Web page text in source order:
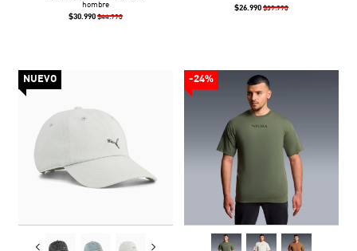
hombre
$30.990 $44.990
$26.990 $39.990
NUEVO -24%